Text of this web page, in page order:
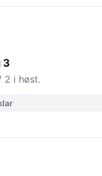
3
2 i høst.